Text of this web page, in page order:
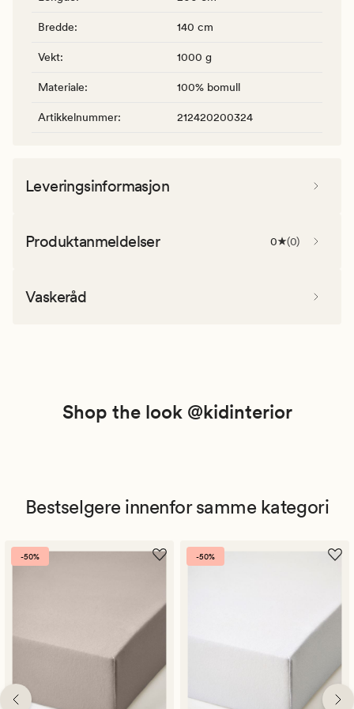
Bredde: 140 cm
Vekt: 1000 g
Materiale: 100% bomull
Artikkelnummer: 212420200324
Leveringsinformasjon
Produktanmeldelser 0 (0)
Vaskeråd
Shop the look @kidinterior
Bestselgere innenfor samme kategori
-50% -50%